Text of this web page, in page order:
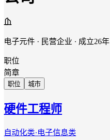
电子元件 · 民营企业 · 成立26年
职位
简章
职位 城市
硬件工程师
自动化类·电子信息类